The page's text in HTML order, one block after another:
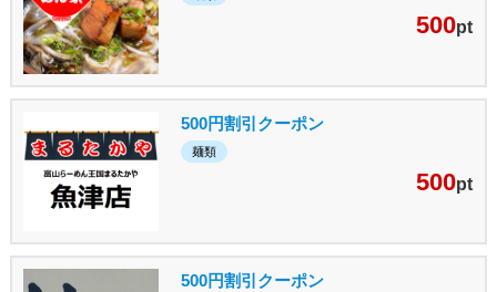
500pt
500円割引クーポン
麺類
500pt
500円割引クーポン